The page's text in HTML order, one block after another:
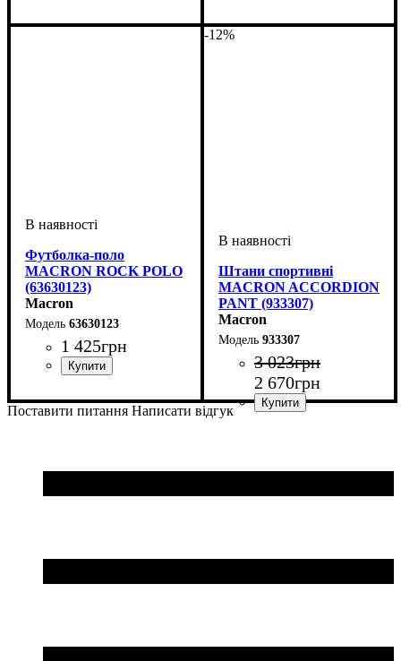
Чоловічий
Чоловічий
Футболка-поло
MACRON ROCK POLO
(63630123)
Macron
63630123
1 425грн
-12%
Штани спортивні
MACRON ACCORDION
PANT (933307)
Macron
933307
3 023грн
2 670грн
Колір
Поставити питання Написати відгук